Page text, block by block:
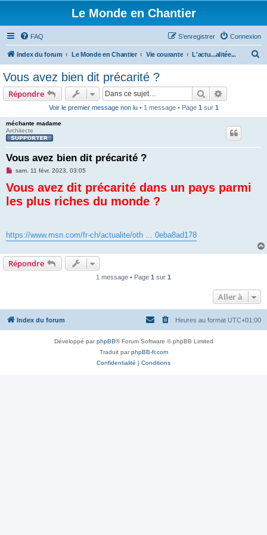
Le Monde en Chantier
FAQ Connexion
S’enregistrer
Index du forum Le Monde en Chantier Vie courante L'actu...alitée...
Vous avez bien dit précarité ?
Répondre Rechercher
Voir le premier message non lu• 1 message • Page 1 sur 1
méchante madame
Architecte
Vous avez bien dit précarité ?
M
s
s
a
g
n
l
sam. 11 févr. 2023, 03:05
Vous avez dit précarité dans un pays parmi
les plus riches du monde ?
https://www.msn.com/fr-ch/actualite/oth ... 0eba8ad178
Répondre
1 message • Page 1 sur 1
Aller à
Index du forum Heures au format UTC+01:00
Développé parphpBB® Forum Software © phpBB Limited
Traduit parphpBB-fr.com
Confidentialité | Conditions